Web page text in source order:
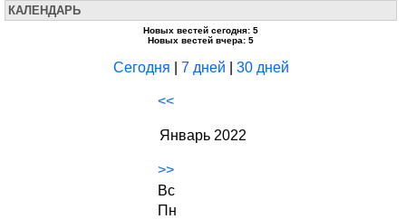
КАЛЕНДАРЬ
Новых вестей сегодня: 5
Новых вестей вчера: 5
Сегодня 7 дней 30 дней
<<
Январь 2022
>>
Вс
Пн